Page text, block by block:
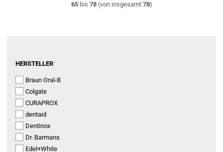
65bis 78(von insgesamt 78)
HERSTELLER
HERSTELLER
Braun Oral-B
Colgate
CURAPROX
dentaid
Dentinox
Dr. Barmans
Edel+White